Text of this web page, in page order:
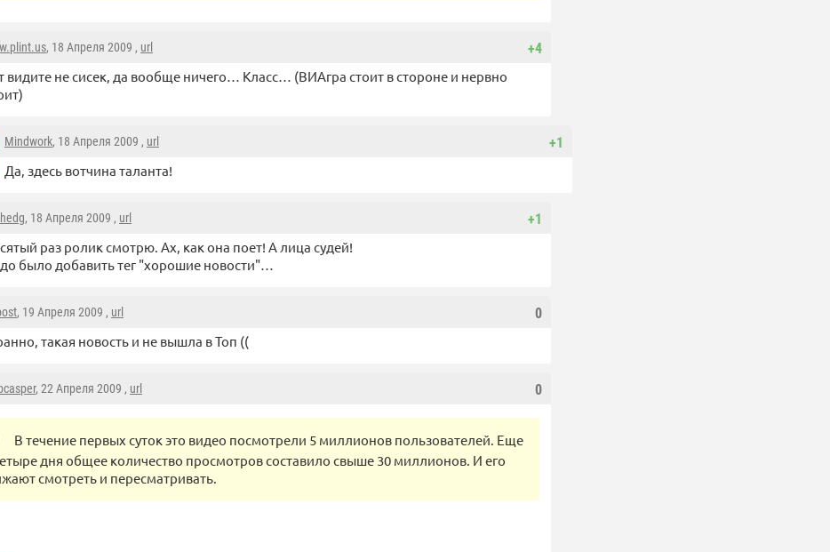
+4
, 18 Апреля 2009 , url
видите не сисек, да вообще ничего… Класс… (ВИАгра стоит в стороне и нервно
+1
Mindwork, 18 Апреля 2009 , url
Да, здесь вотчина таланта!
+1
, 18 Апреля 2009 , url
раз ролик смотрю. Ах, как она поет! А лица судей!
было добавить тег "хорошие новости"…
0
, 19 Апреля 2009 , url
такая новость и не вышла в Топ ((
0
, 22 Апреля 2009 , url
В течение первых суток это видео посмотрели 5 миллионов пользователей. Еще
дня общее количество просмотров составило свыше 30 миллионов. И его
смотреть и пересматривать.